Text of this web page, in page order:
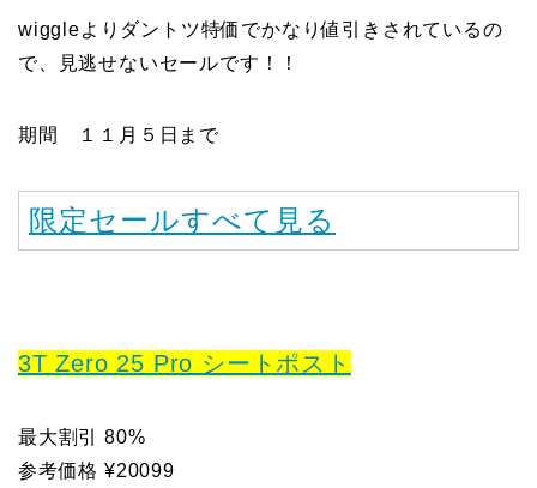
wiggleよりダントツ特価でかなり値引きされているの
で、見逃せないセールです！！
期間 １１月５日まで
限定セールすべて見る
3T Zero 25 Pro シートポスト
最大割引 80%
参考価格 ¥20099